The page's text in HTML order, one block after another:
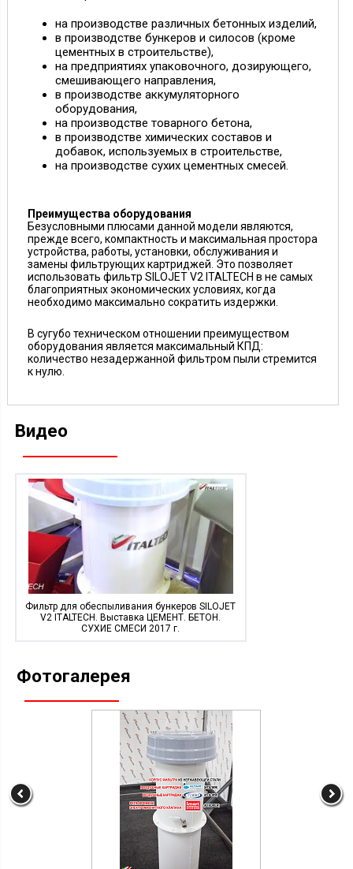
на производстве различных бетонных изделий,
в производстве бункеров и силосов (кроме
цементных в строительстве),
на предприятиях упаковочного, дозирующего,
смешивающего направления,
в производстве аккумуляторного
оборудования,
на производстве товарного бетона,
в производстве химических составов и
добавок, используемых в строительстве,
на производстве сухих цементных смесей.
Преимущества оборудования
Безусловными плюсами данной модели являются,
прежде всего, компактность и максимальная простора
устройства, работы, установки, обслуживания и
замены фильтрующих картриджей. Это позволяет
использовать фильтр SILOJET V2 ITALTECH в не самых
благоприятных экономических условиях, когда
необходимо максимально сократить издержки.
В сугубо техническом отношении преимуществом
оборудования является максимальный КПД:
количество незадержанной фильтром пыли стремится
к нулю.
Видео
Фильтр для обеспыливания бункеров SILOJET
V2 ITALTECH. Выставка ЦЕМЕНТ. БЕТОН.
СУХИЕ СМЕСИ 2017 г.
Фотогалерея